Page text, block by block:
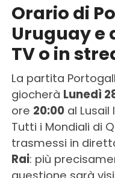
Orario di
Uruguay e
TV o in
La partita
giocherà Lunedì
ore 20:00al Lusail
Tutti i Mondiali di
trasmessi in
Rai: più